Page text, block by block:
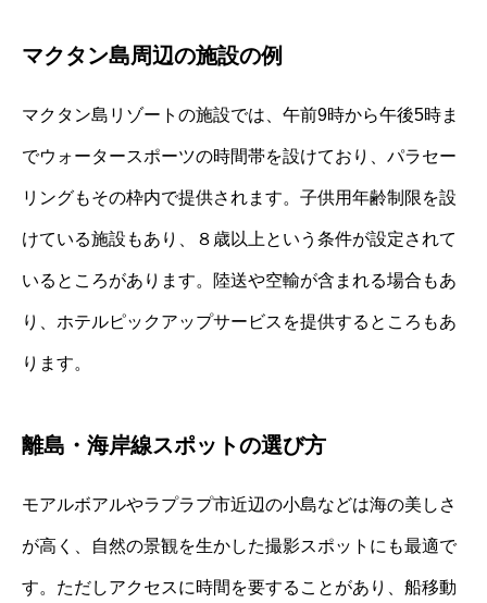
マクタン島周辺の施設の例
マクタン島リゾートの施設では、午前9時から午後5時ま
でウォータースポーツの時間帯を設けており、パラセー
リングもその枠内で提供されます。子供用年齢制限を設
けている施設もあり、８歳以上という条件が設定されて
いるところがあります。陸送や空輸が含まれる場合もあ
り、ホテルピックアップサービスを提供するところもあ
ります。
離島・海岸線スポットの選び方
モアルボアルやラプラプ市近辺の小島などは海の美しさ
が高く、自然の景観を生かした撮影スポットにも最適で
す。ただしアクセスに時間を要することがあり、船移動